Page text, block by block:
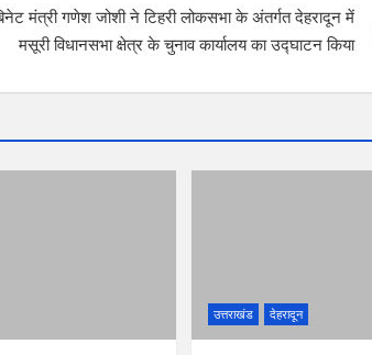
मंत्री गणेश जोशी ने टिहरी लोकसभा के अंतर्गत देहरादून में
मसूरी विधानसभा क्षेत्र के चुनाव कार्यालय का उद्घाटन किया
उत्तराखंड देहरादून